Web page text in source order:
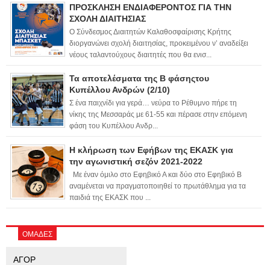
ΠΡΟΣΚΛΗΣΗ ΕΝΔΙΑΦΕΡΟΝΤΟΣ ΓΙΑ ΤΗΝ
ΣΧΟΛΗ ΔΙΑΙΤΗΣΙΑΣ
Ο Σύνδεσμος Διαιτητών Καλαθοσφαίρισης Κρήτης
διοργανώνει σχολή διαιτησίας, προκειμένου ν’ αναδείξει
νέους ταλαντούχους διαιτητές που θα ενισ...
Τα αποτελέσματα της Β φάσηςτου
Κυπέλλου Ανδρών (2/10)
Σ ένα παιχνίδι για γερά… νεύρα το Ρέθυμνο πήρε τη
νίκης της Μεσσαράς με 61-55 και πέρασε στην επόμενη
φάση του Κυπέλλου Ανδρ...
Η κλήρωση των Εφήβων της ΕΚΑΣΚ για
την αγωνιστική σεζόν 2021-2022
Με έναν όμιλο στο Εφηβικό Α και δύο στο Εφηβικό Β
αναμένεται να πραγματοποιηθεί το πρωτάθλημα για τα
παιδιά της ΕΚΑΣΚ που ...
ΟΜΑΔΕΣ
ΑΓΟΡ